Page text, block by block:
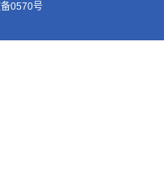
0570号